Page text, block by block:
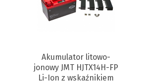
Akumulator litowo-
jonowy JMT HJTX14H-FP
Li-Ion z wskaźnikiem